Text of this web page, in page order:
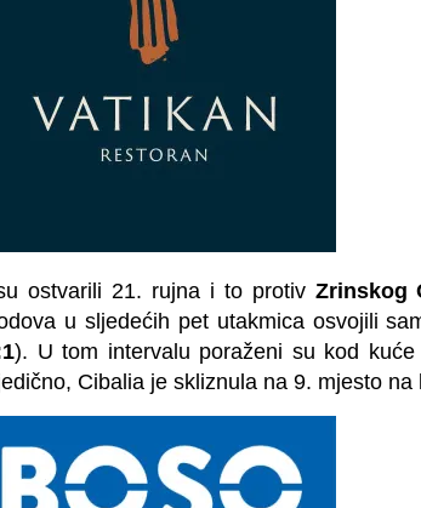
ostvarili 21. rujna i to protiv Zrinskog
u sljedećih pet utakmica osvojili
). U tom intervalu poraženi su kod kuće
Cibalia je skliznula na 9. mjesto na